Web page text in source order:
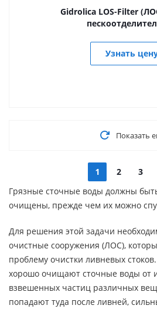
Gidrolica LOS-Filter
Узнать
Показать
1 2 3
Грязные сточные воды должны
очищены, прежде чем их можно
Для решения этой задачи
очистные сооружения (ЛОС),
проблему очистки ливневых
хорошо очищают сточные воды от
взвешенных частиц различных
попадают туда после ливней,